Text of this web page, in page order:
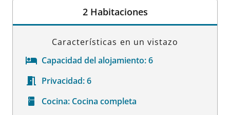
2 Habitaciones
Características en un vistazo
Capacidad del alojamiento:6
Privacidad:6
Cocina: Cocina completa